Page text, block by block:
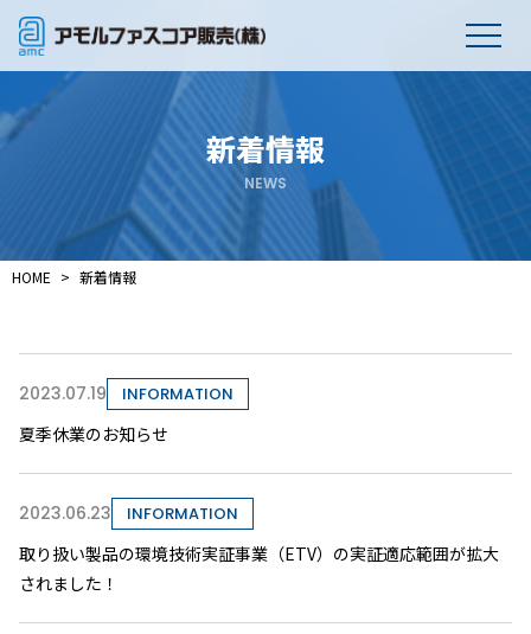
新着情報
NEWS
HOME 新着情報
2023.07.19 INFORMATION
夏季休業のお知らせ
2023.06.23 INFORMATION
取り扱い製品の環境技術実証事業（ETV）の実証適応範囲が拡大
されました！